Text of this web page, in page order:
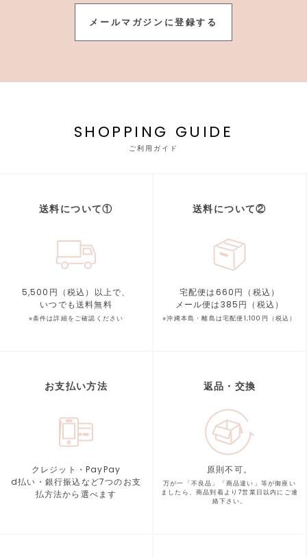
メールマガジンに登録する
SHOPPING GUIDE
ご利用ガイド
送料について①
5,500円（税込）以上で、
いつでも送料無料
※条件は詳細をご確認ください
送料について②
宅配便は660円（税込）
メール便は385円（税込）
※沖縄本島・離島は宅配便1,100円（税込）
お支払い方法
クレジット・PayPay
d払い・銀行振込など7つのお支
払方法から選べます
返品・交換
原則不可。
万が一「不良品」「商品違い」等が御座い
ましたら、商品到着より7営業日以内にご連
絡下さい。